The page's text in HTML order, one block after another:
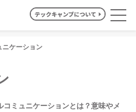
ニケーション
コミュニケーションとは？意味やメ